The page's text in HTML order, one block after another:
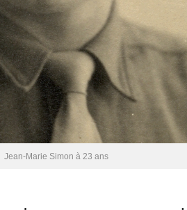
Jean-Marie Simon à 23 ans